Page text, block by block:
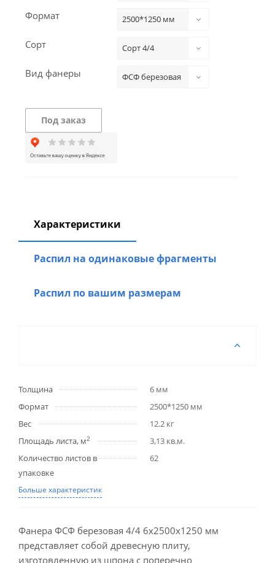
Формат 2500*1250 мм
Сорт Сорт 4/4
Вид фанеры ФСФ березовая
Под заказ
Характеристики
Распил на одинаковые фрагменты
Распил по вашим размерам
Толщина
6 мм
Формат
2500*1250 мм
Вес
12.2 кг
Площадь листа, м2
3,13 кв.м.
Количество листов в
упаковке
62
Больше характеристик
Фанера ФСФ березовая 4/4 6х2500х1250 мм
представляет собой древесную плиту,
изготовленную из шпона с поперечно